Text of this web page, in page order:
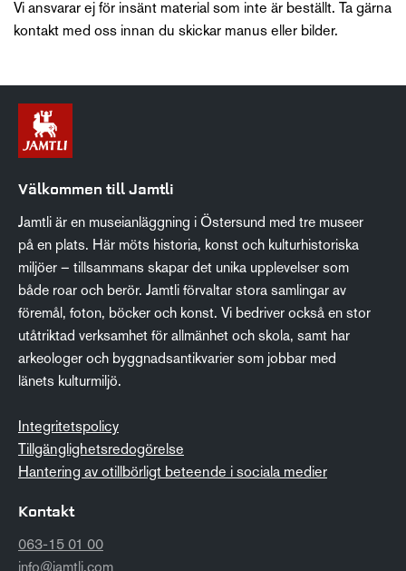
Vi ansvarar ej för insänt material som inte är beställt. Ta gärna
kontakt med oss innan du skickar manus eller bilder.
Välkommen till Jamtli
Jamtli är en museianläggning i Östersund med tre museer
på en plats. Här möts historia, konst och kulturhistoriska
miljöer – tillsammans skapar det unika upplevelser som
både roar och berör. Jamtli förvaltar stora samlingar av
föremål, foton, böcker och konst. Vi bedriver också en stor
utåtriktad verksamhet för allmänhet och skola, samt har
arkeologer och byggnadsantikvarier som jobbar med
länets kulturmiljö.
Integritetspolicy
Tillgänglighetsredogörelse
Hantering av otillbörligt beteende i sociala medier
Kontakt
063-15 01 00